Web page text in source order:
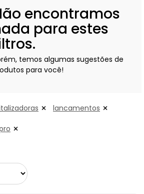
encontramos
para estes
temos algumas sugestões de
para você!
lancamentos